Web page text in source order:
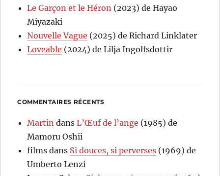
Le Garçon et le Héron (2023) de Hayao
Miyazaki
Nouvelle Vague (2025) de Richard Linklater
Loveable (2024) de Lilja Ingolfsdottir
COMMENTAIRES RÉCENTS
Martin dansL’Œuf de l’ange (1985) de
Mamoru Oshii
films dans Si douces, si perverses (1969) de
Umberto Lenzi